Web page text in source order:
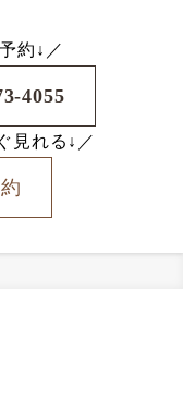
約↓／
4055
見れる↓／